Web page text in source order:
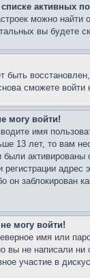
активных
можно
вы будете
сможете
могу войти!
имя
13 лет, то вам
он
могу войти!
имя или
вы не написали
участие в